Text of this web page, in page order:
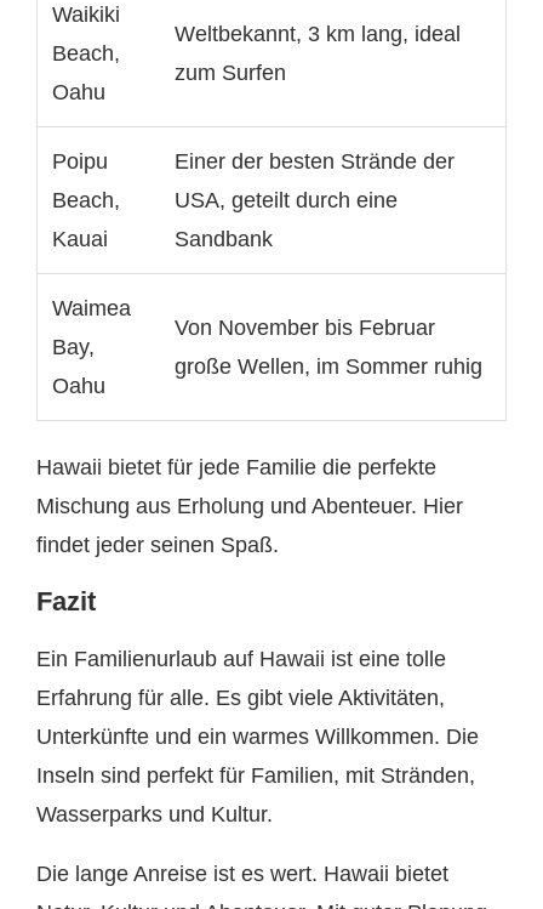
Waikiki
Beach,
Oahu
Weltbekannt, 3 km lang, ideal
zum Surfen
Poipu
Beach,
Kauai
Einer der besten Strände der
USA, geteilt durch eine
Sandbank
Waimea
Bay,
Oahu
Von November bis Februar
große Wellen, im Sommer ruhig
Hawaii bietet für jede Familie die perfekte
Mischung aus Erholung und Abenteuer. Hier
findet jeder seinen Spaß.
Fazit
Ein Familienurlaub auf Hawaii ist eine tolle
Erfahrung für alle. Es gibt viele Aktivitäten,
Unterkünfte und ein warmes Willkommen. Die
Inseln sind perfekt für Familien, mit Stränden,
Wasserparks und Kultur.
Die lange Anreise ist es wert. Hawaii bietet